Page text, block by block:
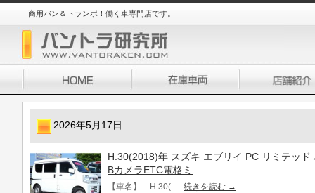
商用バン＆トランポ！働く車専門店です。
2026年5月17日
H.30(2018)年 スズキ エブリイ PC リミテッ
BカメラETC電格ミ
【車名】 H.30( … 続きを読む →